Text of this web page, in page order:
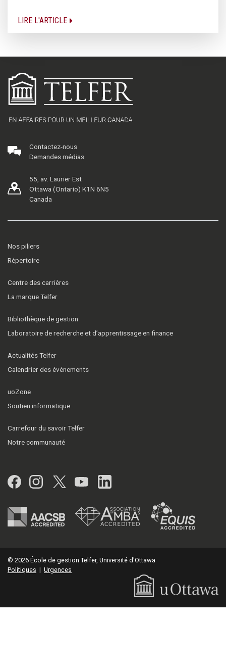
LIRE L'ARTICLE
Contactez-nous
Demandes médias
55, av. Laurier Est
Ottawa (Ontario) K1N 6N5
Canada
Nos piliers
Répertoire
Centre des carrières
La marque Telfer
Bibliothèque de gestion
Laboratoire de recherche et d’apprentissage en finance
Actualités Telfer
Calendrier des événements
uoZone
Soutien informatique
Carrefour du savoir Telfer
Notre communauté
Facebook
Instagram
Twitter
YouTubeLinkedIn
© 2026 École de gestion Telfer, Université d'Ottawa
Politiques | Urgences